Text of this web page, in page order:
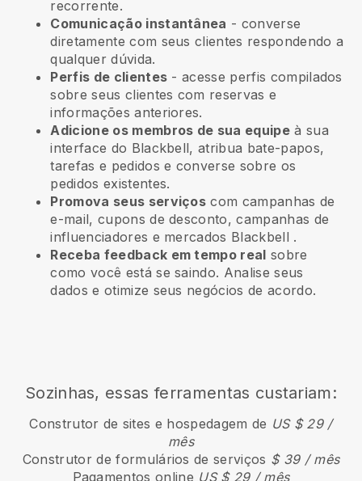
recorrente.
Comunicação instantânea - converse
diretamente com seus clientes respondendo a
qualquer dúvida.
Perfis de clientes - acesse perfis compilados
sobre seus clientes com reservas e
informações anteriores.
Adicione os membros de sua equipeà sua
interface do Blackbell, atribua bate-papos,
tarefas e pedidos e converse sobre os
pedidos existentes.
Promova seus serviços com campanhas de
e-mail, cupons de desconto, campanhas de
influenciadores e mercados Blackbell .
Receba feedback em tempo real sobre
como você está se saindo. Analise seus
dados e otimize seus negócios de acordo.
Sozinhas, essas ferramentas custariam:
Construtor de sites e hospedagem de US $ 29 /
mês
Construtor de formulários de serviços $ 39 / mês
Pagamentos online US $ 29 / mês